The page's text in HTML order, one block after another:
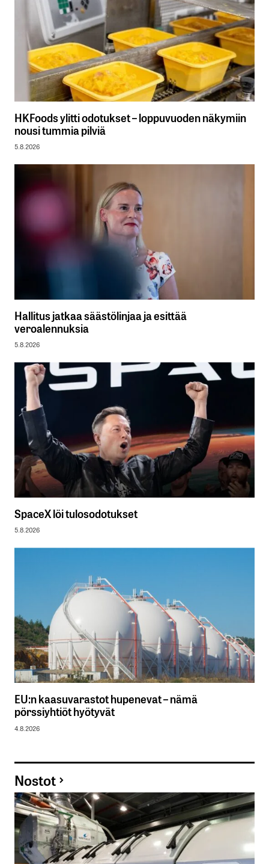
HKFoods ylitti odotukset – loppuvuoden näkymiin
nousi tummia pilviä
5.8.2026
Hallitus jatkaa säästölinjaa ja esittää
veroalennuksia
5.8.2026
SpaceX löi tulosodotukset
5.8.2026
EU:n kaasuvarastot hupenevat – nämä
pörssiyhtiöt hyötyvät
4.8.2026
Nostot